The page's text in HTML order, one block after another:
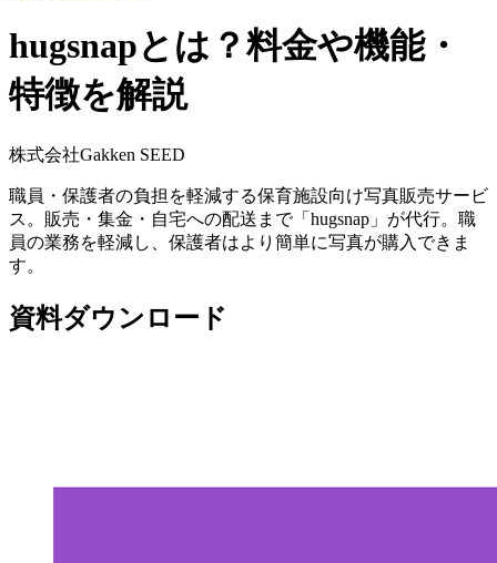
hugsnapとは？料金や機能・
特徴を解説
株式会社Gakken SEED
職員・保護者の負担を軽減する保育施設向け写真販売サービ
ス。販売・集金・自宅への配送まで「hugsnap」が代行。職
員の業務を軽減し、保護者はより簡単に写真が購入できま
す。
資料ダウンロード